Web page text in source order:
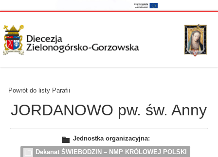
Powrót do listy Parafii
JORDANOWO pw. św. Anny
Jednostka organizacyjna:
Dekanat ŚWIEBODZIN – NMP KRÓLOWEJ POLSKI